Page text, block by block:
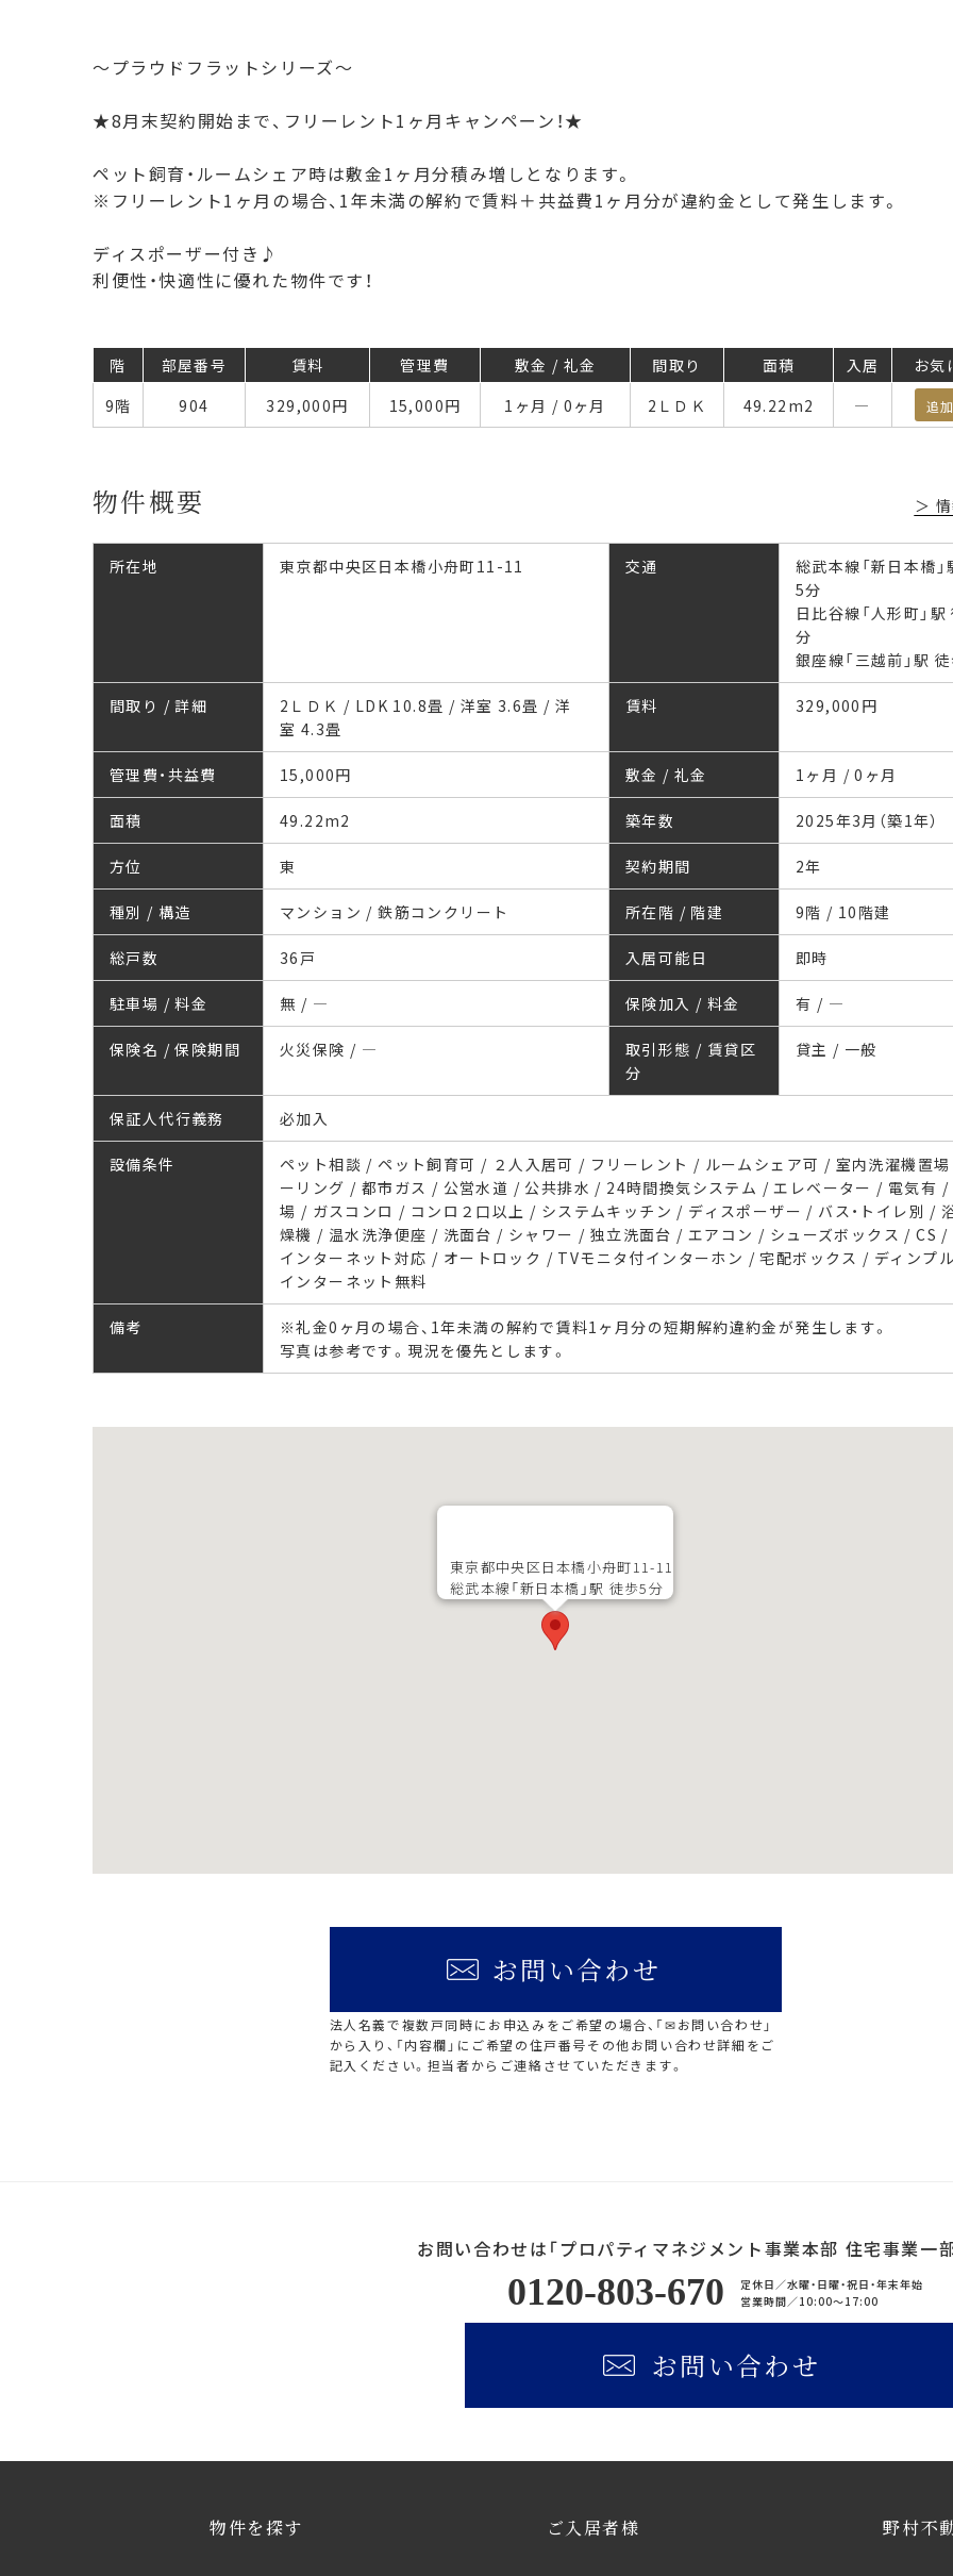
～プラウドフラットシリーズ～
★8月末契約開始まで、フリーレント1ヶ月キャンペーン！★
ペット飼育・ルームシェア時は敷金1ヶ月分積み増しとなります。
※フリーレント1ヶ月の場合、1年未満の解約で賃料＋共益費1ヶ月分が違約金として発生します。
ディスポーザー付き♪
利便性・快適性に優れた物件です！
階 部屋番号 賃料 管理費 敷金 / 礼金 間取り 面積 入居
お気
9階
904 329,000円 15,000円 1ヶ月 / 0ヶ月 2ＬＤＫ 49.22 m2 ― 追
物件概要
所在地 東京都中央区日本橋小舟町11-11 交通
総武本線「新日本橋
5分
日比谷線「人形町」
分
銀座線「三越前」駅
間取り / 詳細
2ＬＤＫ / LDK 10.8畳 / 洋室 3.6畳 / 洋
室 4.3畳
賃料 329,000円
管理費・共益費 15,000円 敷金 / 礼金 1ヶ月 / 0ヶ月
面積 49.22m2 築年数 2025年3月（築1年）
方位 東 契約期間 2年
種別 / 構造 マンション / 鉄筋コンクリート 所在階 / 階建 9階 / 10階建
総戸数 36戸 入居可能日 即時
駐車場 / 料金 無 / ― 保険加入 / 料金 有 / ―
保険名 / 保険期間 火災保険 / ―
取引形態 / 賃貸区
分
貸主 / 一般
保証人代行義務 必加入
設備条件
ペット相談 / ペット飼育可 / ２人入居可 / フリーレント / ルームシェア可 / 室内洗濯機置
ーリング / 都市ガス / 公営水道 / 公共排水 / 24時間換気システム / エレベーター / 電気有 /
場 / ガスコンロ / コンロ２口以上 / システムキッチン / ディスポーザー / バス・トイレ別 /
燥機 / 温水洗浄便座 / 洗面台 / シャワー / 独立洗面台 / エアコン / シューズボックス / CS
インターネット対応 / オートロック / TVモニタ付インターホン / 宅配ボックス / ディンプ
インターネット無料
備考
※礼金0ヶ月の場合、1年未満の解約で賃料1ヶ月分の短期解約違約金が発生します。
写真は参考です。現況を優先とします。
東京都中央区日本橋小舟町11-11
総武本線「新日本橋」駅 徒歩5分
お問い合わせ
法人名義で複数戸同時にお申込みをご希望の場合、「✉お問い合わせ」
から入り、「内容欄」にご希望の住戸番号その他お問い合わせ詳細をご
記入ください。担当者からご連絡させていただきます。
お問い合わせは「プロパティマネジメント事業本部 住宅事業一
0120-803-670 定休日／水曜・日曜・祝日・年末年始
営業時間／10:00〜17:00
お問い合わせ
物件を探す ご入居者様 野村不